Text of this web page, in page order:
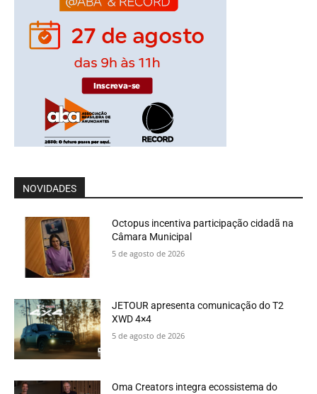
NOVIDADES
Octopus incentiva participação cidadã na
Câmara Municipal
5 de agosto de 2026
JETOUR apresenta comunicação do T2
XWD 4×4
5 de agosto de 2026
Oma Creators integra ecossistema do